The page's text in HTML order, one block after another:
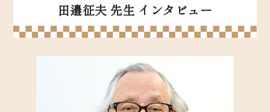
田邉征夫 先生 インタビュー